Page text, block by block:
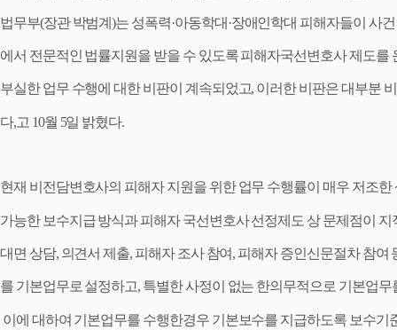
법무부(장관 박범계)는 성폭력·아동학대 ·장애인학대 피해자들이 사
에서 전문적인 법률지원을 받을 수 있도록 피해자국선변호사 제도를
부실한 업무 수행에 대한 비판이 계속되었고, 이러한 비판은 대부분
다,고 10월 5일 밝혔다.
현재 비전담변호사의 피해자 지원을 위한 업무 수행률이 매우 저조한
가능한 보수지급 방식과 피해자 국선변호사 선정제 도 상 문제점이 지
대면 상담, 의견서 제 출, 피해자 조사 참여, 피해자 증인신문절차 참여
를 기본업무로 설정하고, 특별한 사정이 없는 한의무적으로 기본업
이에 대하여 기본업무를 수행한경우 기본보수를 지급하도록 보수기